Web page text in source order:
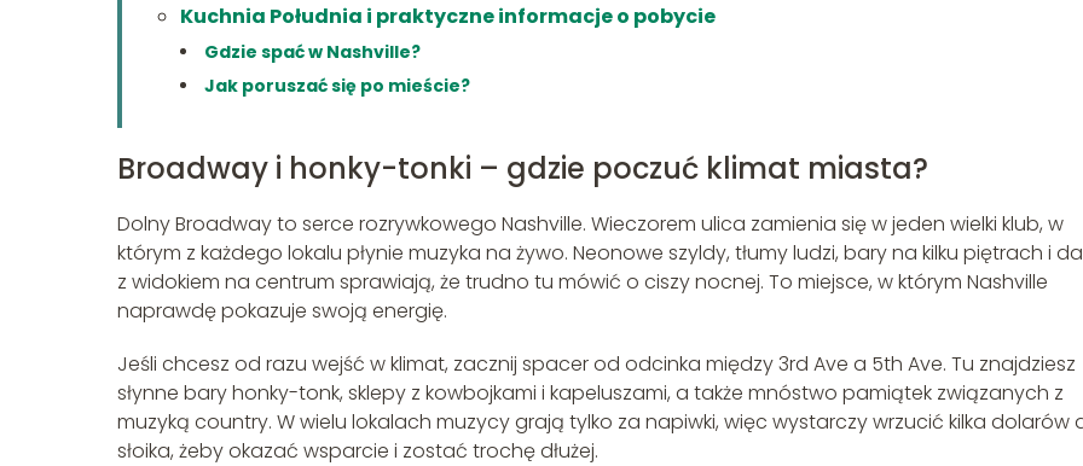
Kuchnia Południa i praktyczne informacje o pobycie
Gdzie spać w Nashville?
Jak poruszać się po mieście?
Broadway i honky-tonki – gdzie poczuć klimat miasta?
Dolny Broadway to serce rozrywkowego Nashville. Wieczorem ulica zamienia się w jeden wielki klub, w
którym z każdego lokalu płynie muzyka na żywo. Neonowe szyldy, tłumy ludzi, bary na kilku piętrach i
z widokiem na centrum sprawiają, że trudno tu mówić o ciszy nocnej. To miejsce, w którym Nashville
naprawdę pokazuje swoją energię.
Jeśli chcesz od razu wejść w klimat, zacznij spacer od odcinka między 3rd Ave a 5th Ave. Tu znajdziesz
słynne bary honky-tonk, sklepy z kowbojkami i kapeluszami, a także mnóstwo pamiątek związanych z
muzyką country. W wielu lokalach muzycy grają tylko za napiwki, więc wystarczy wrzucić kilka dolarów
słoika, żeby okazać wsparcie i zostać trochę dłużej.